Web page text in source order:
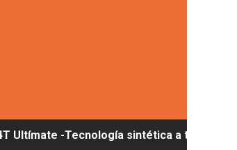
-Tecnología sintética a tu alcance